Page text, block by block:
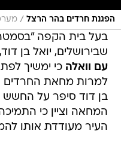
הפגנת חרדים בהר הרצל /
בעל בית הקפה
שבירושלים, יואל בן
עם וואלה כי ימשיך
למרות מחאת החרדים
בן דוד סיפר על
המחאה וציין כי
העיר מעודדת אותו